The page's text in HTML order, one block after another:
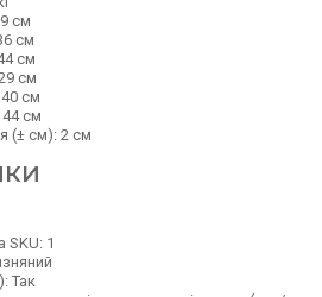
см
см
см
см
40 см
44 см
(± см): 2 см
SKU: 1
Так